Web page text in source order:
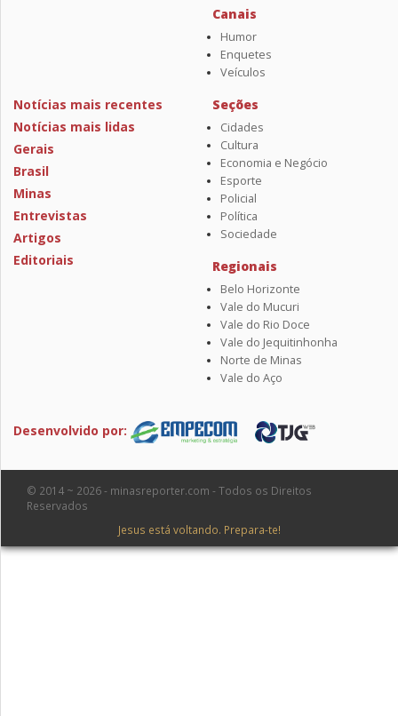
Canais
Humor
Enquetes
Veículos
Notícias mais recentes
Notícias mais lidas
Gerais
Brasil
Minas
Entrevistas
Artigos
Editoriais
Seções
Cidades
Cultura
Economia e Negócio
Esporte
Policial
Política
Sociedade
Regionais
Belo Horizonte
Vale do Mucuri
Vale do Rio Doce
Vale do Jequitinhonha
Norte de Minas
Vale do Aço
Desenvolvido por:
© 2014 ~ 2026 - minasreporter.com - Todos os Direitos
Reservados
Jesus está voltando. Prepara-te!